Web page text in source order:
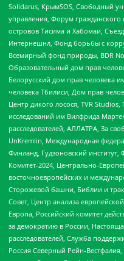
Solidarus, КрымSOS, Свободный
управления, Форум
островов Тисима и Хабомаи,
Интернешнл, Фонд борьбы с
Всемирный фонд природы, BDR
Образовательный дом прав
Белорусский дом прав человека
человека Тбилиси, Дом прав
Центр дикого лосося, TVR
исследований им Вилфрида
расследователей, АЛЛАТРА, За
UnKremlin, Международная
Финланд, Гудзоновский
Комитет-2024, Центрально-
восточноевропейских и
Сторожевой башни, Библии и
Совет, Центр анализа
Европа, Российский комитет
за демократию в России,
расследователей, Служба
Россия Северный Рейн-